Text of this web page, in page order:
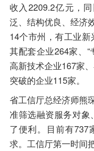
收入2209.2亿元，
泛、结构优良、经济
14个市州，有工业
其配套企业264家、“
高新技术企业167家
突破的企业115家。
省工信厅总经济师熊
准筛选融资服务对
了便利。目前有737
求。工信厅第一时间